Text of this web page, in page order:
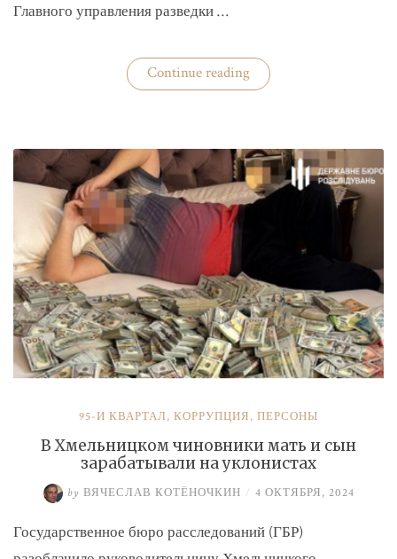
Главного управления разведки …
Continue reading«На
Банковой
Буданова
и
Умерова»
95-Й КВАРТАЛ, КОРРУПЦИЯ, ПЕРСОНЫ
В Хмельницком чиновники мать и сын
зарабатывали на уклонистах
by ВЯЧЕСЛАВ КОТЁНОЧКИН / 4 ОКТЯБРЯ, 2024
Государственное бюро расследований (ГБР)